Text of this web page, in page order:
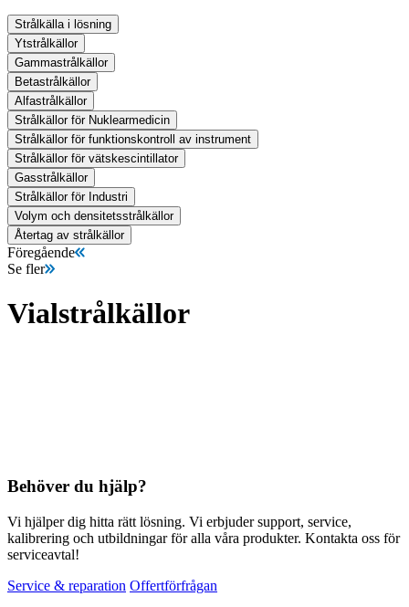
Strålkälla i lösning
Ytstrålkällor
Gammastrålkällor
Betastrålkällor
Alfastrålkällor
Strålkällor för Nuklearmedicin
Strålkällor för funktionskontroll av instrument
Strålkällor för vätskescintillator
Gasstrålkällor
Strålkällor för Industri
Volym och densitetsstrålkällor
Återtag av strålkällor
Föregående
Se fler
Vialstrålkällor
Behöver du hjälp?
Vi hjälper dig hitta rätt lösning. Vi erbjuder support, service,
kalibrering och utbildningar för alla våra produkter. Kontakta oss för
serviceavtal!
Service & reparation Offertförfrågan